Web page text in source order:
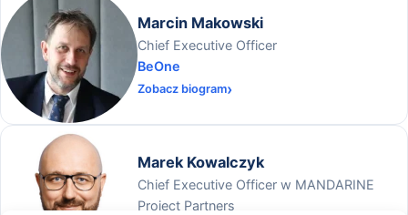
Marcin Makowski
Chief Executive Officer
BeOne
Zobacz biogram
Marek Kowalczyk
Chief Executive Officer w MANDARINE
Project Partners